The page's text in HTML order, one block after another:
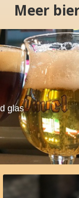
Meer
glas